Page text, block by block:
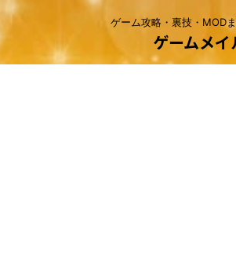
ゲーム攻略・裏技・MOD
ゲームメイ